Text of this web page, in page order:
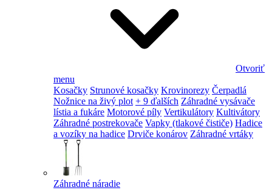
Otvoriť
menu
Kosačky Strunové kosačky Krovinorezy Čerpadlá
Nožnice na živý plot + 9 ďalších Záhradné vysávače
lístia a fukáre Motorové píly Vertikulátory Kultivátory
Záhradné postrekovače Vapky (tlakové čističe) Hadice
a vozíky na hadice Drviče konárov Záhradné vrtáky
Záhradné náradie